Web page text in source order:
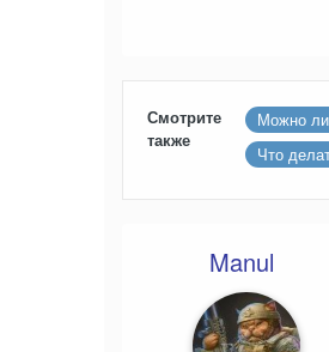
Смотрите
также
Можно ли
Что
Manul